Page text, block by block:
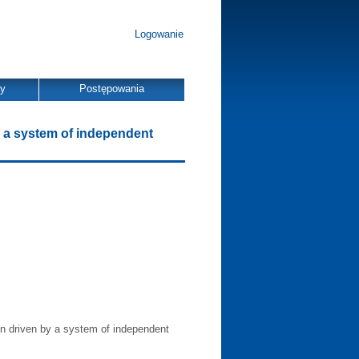
Logowanie
Postępowania
system of independent
driven by a system of independent